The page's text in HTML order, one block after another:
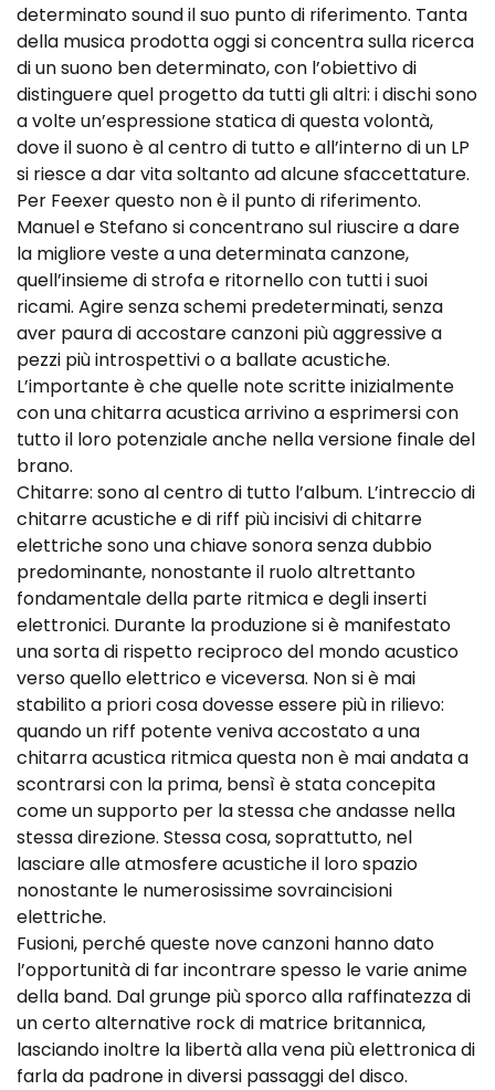
determinato sound il suo punto di riferimento. Tanta
della musica prodotta oggi si concentra sulla ricerca
di un suono ben determinato, con l’obiettivo di
distinguere quel progetto da tutti gli altri: i dischi sono
a volte un’espressione statica di questa volontà,
dove il suono è al centro di tutto e all’interno di un LP
si riesce a dar vita soltanto ad alcune sfaccettature.
Per Feexer questo non è il punto di riferimento.
Manuel e Stefano si concentrano sul riuscire a dare
la migliore veste a una determinata canzone,
quell’insieme di strofa e ritornello con tutti i suoi
ricami. Agire senza schemi predeterminati, senza
aver paura di accostare canzoni più aggressive a
pezzi più introspettivi o a ballate acustiche.
L’importante è che quelle note scritte inizialmente
con una chitarra acustica arrivino a esprimersi con
tutto il loro potenziale anche nella versione finale del
brano.
Chitarre: sono al centro di tutto l’album. L’intreccio di
chitarre acustiche e di riff più incisivi di chitarre
elettriche sono una chiave sonora senza dubbio
predominante, nonostante il ruolo altrettanto
fondamentale della parte ritmica e degli inserti
elettronici. Durante la produzione si è manifestato
una sorta di rispetto reciproco del mondo acustico
verso quello elettrico e viceversa. Non si è mai
stabilito a priori cosa dovesse essere più in rilievo:
quando un riff potente veniva accostato a una
chitarra acustica ritmica questa non è mai andata a
scontrarsi con la prima, bensì è stata concepita
come un supporto per la stessa che andasse nella
stessa direzione. Stessa cosa, soprattutto, nel
lasciare alle atmosfere acustiche il loro spazio
nonostante le numerosissime sovraincisioni
elettriche.
Fusioni, perché queste nove canzoni hanno dato
l’opportunità di far incontrare spesso le varie anime
della band. Dal grunge più sporco alla raffinatezza di
un certo alternative rock di matrice britannica,
lasciando inoltre la libertà alla vena più elettronica di
farla da padrone in diversi passaggi del disco.